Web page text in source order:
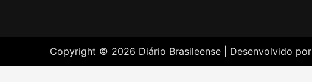
Copyright © 2026 Diário Brasileense | Desenvolvido por